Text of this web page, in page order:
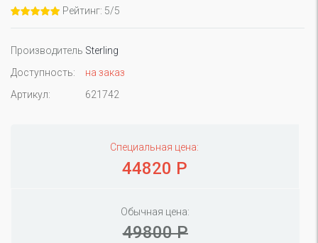
Рейтинг: 5/5
Производитель Sterling
Доступность:
на заказ
Артикул:
621742
Специальная цена:
44820 Р
Обычная цена:
49800 Р